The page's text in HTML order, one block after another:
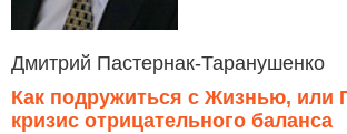
Дмитрий Пастернак-Таранушенко
Как подружиться с Жизнью, или
кризис отрицательного баланса